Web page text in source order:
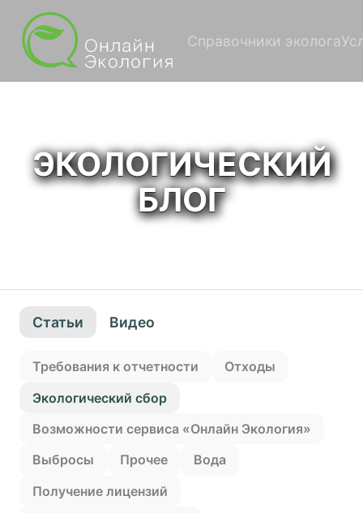
Справочники эколога
ЭКОЛОГИЧЕСКИЙ
БЛОГ
Статьи Видео
Требования к отчетности
Отходы
Экологический сбор
Возможности сервиса «Онлайн Экология»
Выбросы
Прочее
Вода
Получение лицензий